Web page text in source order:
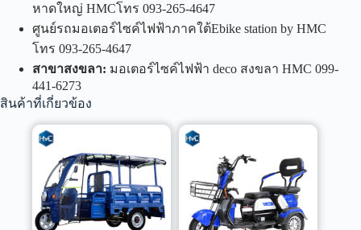
หาดใหญ่ HMCโทร 093-265-4647
ศูนย์รถมอเตอร์ไซค์ไฟฟ้าภาคใต้Ebike station by HMC
โทร 093-265-4647
สาขาสงขลา: มอเตอร์ไซค์ไฟฟ้า deco สงขลา HMC 099-
441-6273
สินค้าที่เกี่ยวข้อง